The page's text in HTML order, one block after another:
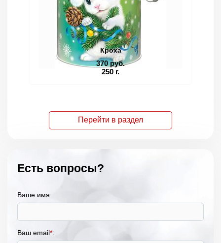
Кроха
370 руб.
250 г.
Перейти в раздел
Есть вопросы?
Ваше имя:
Ваш email*: